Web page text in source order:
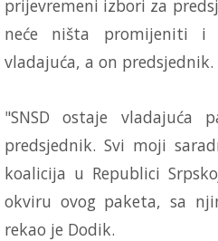
prijevremeni izbori za
neće ništa promijeniti
vladajuća, a on predsjednik.
"SNSD ostaje vladajuća
predsjednik. Svi moji
koalicija u Republici
okviru ovog paketa, sa
rekao je Dodik.